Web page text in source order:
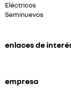
Eléctricos
Seminuevos
enlaces de
empresa